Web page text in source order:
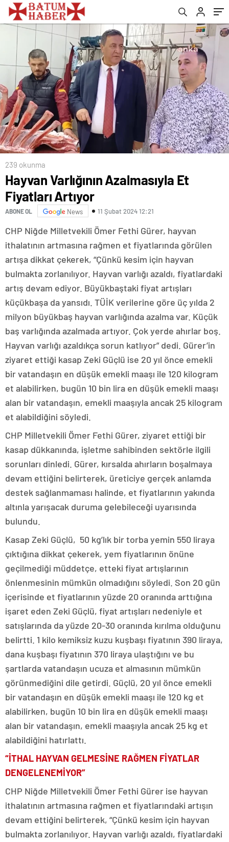
239 okunma
Hayvan Varlığının Azalmasıyla Et
Fiyatları Artıyor
ABONE OL News 11 Şubat 2024 12:21
CHP Niğde Milletvekili Ömer Fethi Gürer, hayvan
ithalatının artmasına rağmen et fiyatlarında görülen
artışa dikkat çekerek, “Çünkü kesim için hayvan
bulmakta zorlanılıyor. Hayvan varlığı azaldı, fiyatlardaki
artış devam ediyor. Büyükbaştaki fiyat artışları
küçükbaşa da yansıdı. TÜİK verilerine göre üç yılda 2
milyon büyükbaş hayvan varlığında azalma var. Küçük
baş varlığında azalmada artıyor. Çok yerde ahırlar boş.
Hayvan varlığı azaldıkça sorun katlıyor” dedi. Gürer’in
ziyaret ettiği kasap Zeki Güçlü ise 20 yıl önce emekli
bir vatandaşın en düşük emekli maaşı ile 120 kilogram
et alabilirken, bugün 10 bin lira en düşük emekli maaşı
alan bir vatandaşın, emekli maaşıyla ancak 25 kilogram
et alabildiğini söyledi.
CHP Milletvekili Ömer Fethi Gürer, ziyaret ettiği bir
kasap dükkanında, işletme sahibinden sektörle ilgili
sorunları dinledi. Gürer, kırsalda ahırların boşalmaya
devam ettiğini belirterek, üreticiye gerçek anlamda
destek sağlanmaması halinde, et fiyatlarının yakında
altınla yarışacak duruma gelebileceği uyarısında
bulundu.
Kasap Zeki Güçlü, 50 kg’lık bir torba yemin 550 liraya
çıktığına dikkat çekerek, yem fiyatlarının önüne
geçilmediği müddetçe, etteki fiyat artışlarının
önlenmesinin mümkün olmadığını söyledi. Son 20 gün
içerisinde et fiyatlarının yüzde 20 oranında arttığına
işaret eden Zeki Güçlü, fiyat artışları nedeniyle et
satışlarında da yüzde 20-30 oranında kırılma olduğunu
belirtti. 1 kilo kemiksiz kuzu kuşbaşı fiyatının 390 liraya,
dana kuşbaşı fiyatının 370 liraya ulaştığını ve bu
şartlarda vatandaşın ucuza et almasının mümkün
görünmediğini dile getirdi. Güçlü, 20 yıl önce emekli
bir vatandaşın en düşük emekli maaşı ile 120 kg et
alabilirken, bugün 10 bin lira en düşük emekli maaşı
alan bir vatandaşın, emekli maaşıyla ancak 25 kg et
alabildiğini hatırlattı.
“İTHAL HAYVAN GELMESİNE RAĞMEN FİYATLAR
DENGELENEMİYOR”
CHP Niğde Milletvekili Ömer Fethi Gürer ise hayvan
ithalatının artmasına rağmen et fiyatlarındaki artışın
devam ettiğini belirterek, “Çünkü kesim için hayvan
bulmakta zorlanılıyor. Hayvan varlığı azaldı, fiyatlardaki